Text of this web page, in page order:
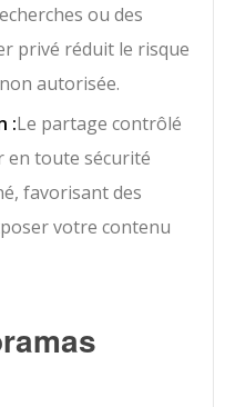
ou des
privé réduit le risque
autorisée.
:Le partage contrôlé
en toute sécurité
favorisant des
votre contenu